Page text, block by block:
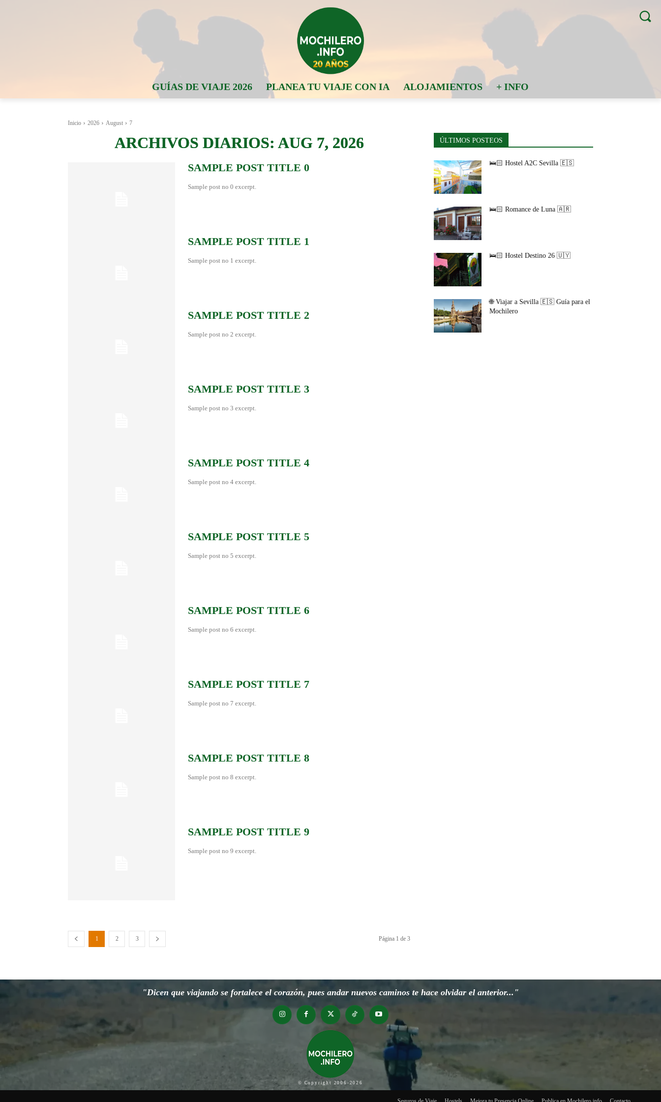
GUÍAS DE VIAJE 2026 PLANEA TU VIAJE CON IA ALOJAMIENTOS + INFO
Inicio 2026 August 7
ARCHIVOS DIARIOS: AUG 7, 2026
SAMPLE POST TITLE 0
Sample post no 0 excerpt.
SAMPLE POST TITLE 1
Sample post no 1 excerpt.
SAMPLE POST TITLE 2
Sample post no 2 excerpt.
SAMPLE POST TITLE 3
Sample post no 3 excerpt.
SAMPLE POST TITLE 4
Sample post no 4 excerpt.
SAMPLE POST TITLE 5
Sample post no 5 excerpt.
SAMPLE POST TITLE 6
Sample post no 6 excerpt.
SAMPLE POST TITLE 7
Sample post no 7 excerpt.
SAMPLE POST TITLE 8
Sample post no 8 excerpt.
SAMPLE POST TITLE 9
Sample post no 9 excerpt.
1 2 3 Página 1 de 3
ÚLTIMOS POSTEOS
🛌🏻 Hostel A2C Sevilla 🇪🇸
🛌🏻 Romance de Luna 🇦🇷
🛌🏻 Hostel Destino 26 🇺🇾
🌐 Viajar a Sevilla 🇪🇸 Guía para el
Mochilero
"Dicen que viajando se fortalece el corazón, pues andar nuevos caminos te hace olvidar el anterior..."
© Copyright 2006-2026